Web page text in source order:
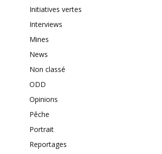
Initiatives vertes
Interviews
Mines
News
Non classé
ODD
Opinions
Pêche
Portrait
Reportages